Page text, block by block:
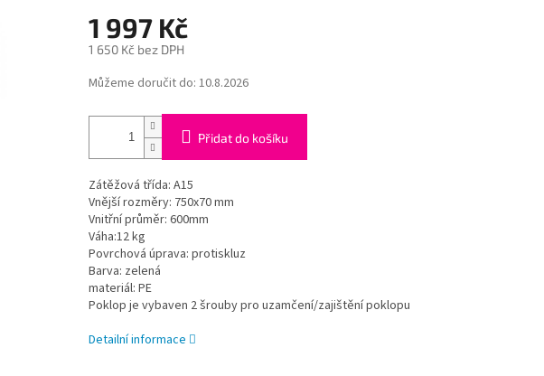
1 997 Kč
1 650 Kč bez DPH
Měrná
cena:
Můžeme doručit do: 10.8.2026
Přidat do košíku
Zátěžová třída: A15
Vnější rozměry: 750x70 mm
Vnitřní průměr: 600mm
Váha:12 kg
Povrchová úprava: protiskluz
Barva: zelená
materiál: PE
Poklop je vybaven 2 šrouby pro uzamčení/zajištění poklopu
Detailní informace